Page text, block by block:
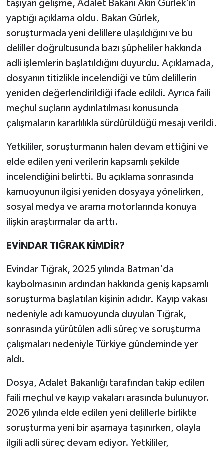
taşıyan gelişme, Adalet Bakanı Akın Gürlek'in
yaptığı açıklama oldu. Bakan Gürlek,
soruşturmada yeni delillere ulaşıldığını ve bu
deliller doğrultusunda bazı şüpheliler hakkında
adli işlemlerin başlatıldığını duyurdu. Açıklamada,
dosyanın titizlikle incelendiği ve tüm delillerin
yeniden değerlendirildiği ifade edildi. Ayrıca faili
meçhul suçların aydınlatılması konusunda
çalışmaların kararlılıkla sürdürüldüğü mesajı verildi.
Yetkililer, soruşturmanın halen devam ettiğini ve
elde edilen yeni verilerin kapsamlı şekilde
incelendiğini belirtti. Bu açıklama sonrasında
kamuoyunun ilgisi yeniden dosyaya yönelirken,
sosyal medya ve arama motorlarında konuya
ilişkin araştırmalar da arttı.
EVİNDAR TIĞRAK KİMDİR?
Evindar Tığrak, 2025 yılında Batman'da
kaybolmasının ardından hakkında geniş kapsamlı
soruşturma başlatılan kişinin adıdır. Kayıp vakası
nedeniyle adı kamuoyunda duyulan Tığrak,
sonrasında yürütülen adli süreç ve soruşturma
çalışmaları nedeniyle Türkiye gündeminde yer
aldı.
Dosya, Adalet Bakanlığı tarafından takip edilen
faili meçhul ve kayıp vakaları arasında bulunuyor.
2026 yılında elde edilen yeni delillerle birlikte
soruşturma yeni bir aşamaya taşınırken, olayla
ilgili adli süreç devam ediyor. Yetkililer,